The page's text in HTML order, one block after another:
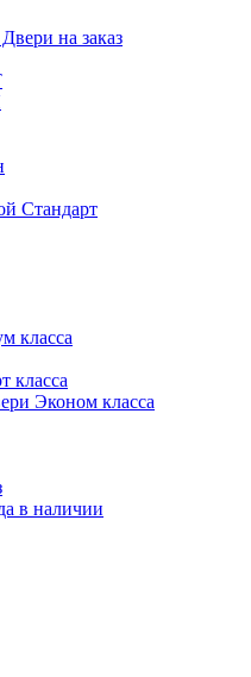
на заказ
Стандарт
класса
класса
Эконом класса
в наличии